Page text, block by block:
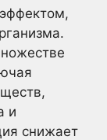
и
снижает